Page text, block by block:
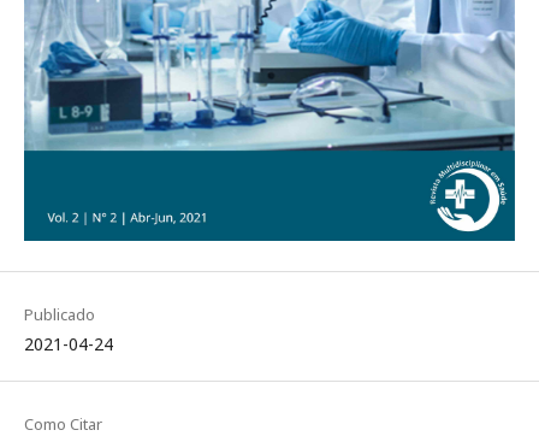
Publicado
2021-04-24
Como Citar